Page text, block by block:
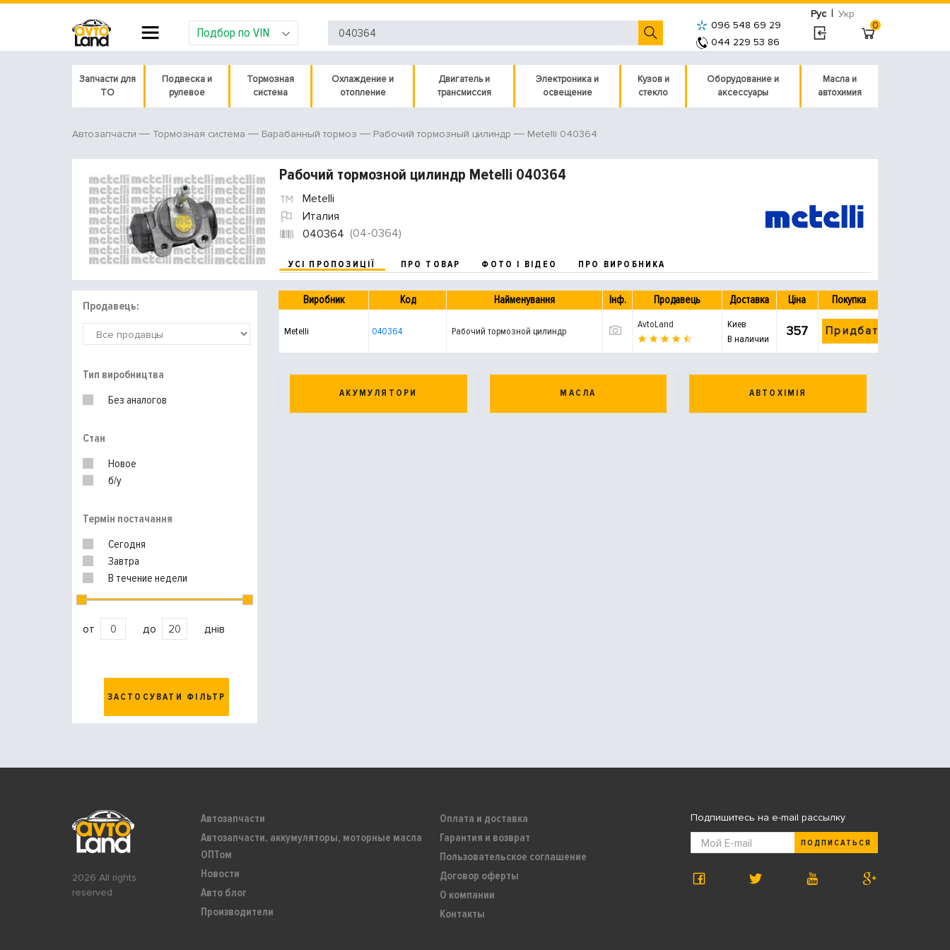
Рус | Укр
Подбор по VIN
096 548 69 29
044 229 53 86
0
Запчасти для
ТО
Подвеска и
рулевое
Тормозная
система
Охлаждение и
отопление
Двигатель и
трансмиссия
Электроника и
освещение
Кузов и
стекло
Оборудование и
аксессуары
Масла и
автохимия
Автозапчасти Тормозная система Барабанный тормоз Рабочий тормозный цилиндр Metelli 040364
Рабочий тормозной цилиндр Metelli 040364
Metelli
Италия
040364 (04-0364)
УСІ ПРОПОЗИЦІЇ ПРО ТОВАР ФОТО І ВІДЕО ПРО ВИРОБНИКА
Продавець:
Тип виробництва
Без аналогов
Стан
Новое
б/у
Термін постачання
Сегодня
Завтра
В течение недели
от до днів
ЗАСТОСУВАТИ ФІЛЬТР
Виробник Код Найменування Інф. Продавець Доставка Ціна Покупка
Metelli 040364 Рабочий тормозной цилиндр
AvtoLand
Киев
В наличии
357 Придбати
АКУМУЛЯТОРИ МАСЛА АВТОХІМІЯ
2026 All rights
reserved
Автозапчасти
Автозапчасти, аккумуляторы, моторные масла
ОПТом
Новости
Авто блог
Производители
Оплата и доставка
Гарантия и возврат
Пользовательское соглашение
Договор оферты
О компании
Контакты
Подпишитесь на e-mail рассылку
ПОДПИСАТЬСЯ